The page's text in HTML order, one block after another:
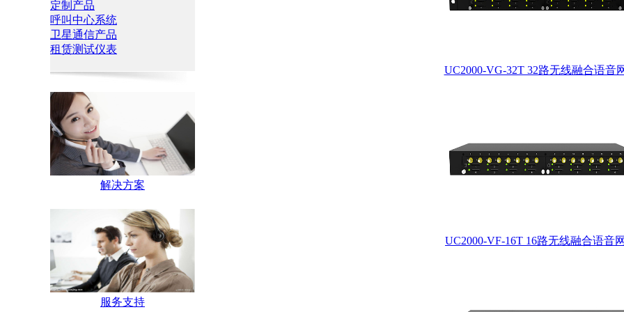
定制产品
呼叫中心系统
卫星通信产品
租赁测试仪表
解决方案
服务支持
UC2000-VG-32T 32路无线融合语音
UC2000-VF-16T 16路无线融合语音